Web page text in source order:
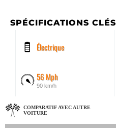
SPÉCIFICATIONS CLÉS
Électrique
56 Mph
90 km/h
COMPARATIF AVEC AUTRE
VOITURE